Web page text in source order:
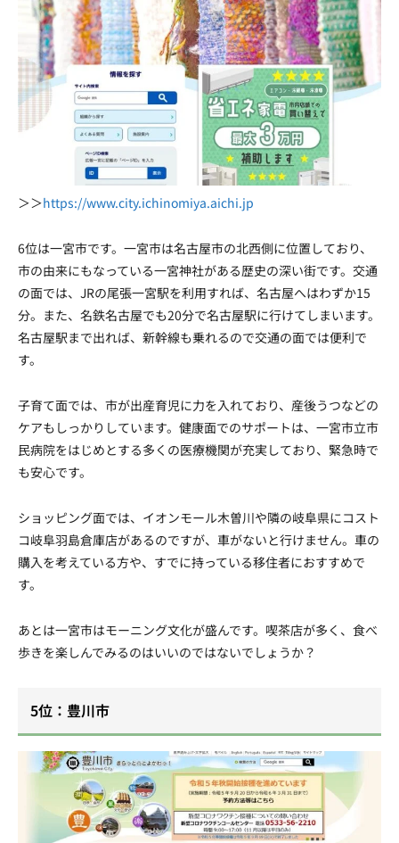
＞＞https://www.city.ichinomiya.aichi.jp
6位は一宮市です。一宮市は名古屋市の北西側に位置しており、
市の由来にもなっている一宮神社がある歴史の深い街です。交通
の面では、JRの尾張一宮駅を利用すれば、名古屋へはわずか15
分。また、名鉄名古屋でも20分で名古屋駅に行けてしまいます。
名古屋駅まで出れば、新幹線も乗れるので交通の面では便利で
す。
子育て面では、市が出産育児に力を入れており、産後うつなどの
ケアもしっかりしています。健康面でのサポートは、一宮市立市
民病院をはじめとする多くの医療機関が充実しており、緊急時で
も安心です。
ショッピング面では、イオンモール木曽川や隣の岐阜県にコスト
コ岐阜羽島倉庫店があるのですが、車がないと行けません。車の
購入を考えている方や、すでに持っている移住者におすすめで
す。
あとは一宮市はモーニング文化が盛んです。喫茶店が多く、食べ
歩きを楽しんでみるのはいいのではないでしょうか？
5位：豊川市